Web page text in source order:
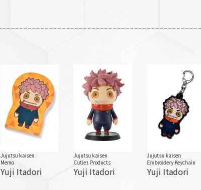
Jujutsu kaisen
Memo
Yuji Itadori
Jujutsu kaisen
Cutie1 Products
Yuji Itadori
Jujutsu kaisen
Embroidery Keychain
Yuji Itadori